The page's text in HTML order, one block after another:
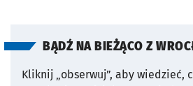
BĄDŹ NA BIEŻĄCO Z
Kliknij „obserwuj”, aby wiedzieć,